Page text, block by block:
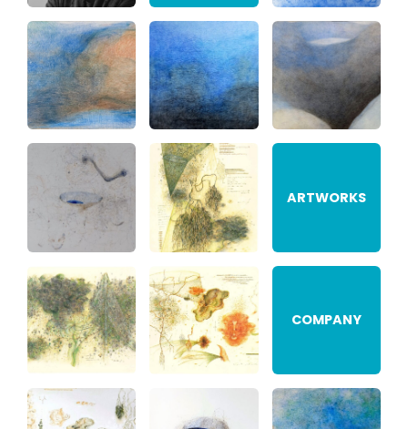
ARTWORKS
COMPANY